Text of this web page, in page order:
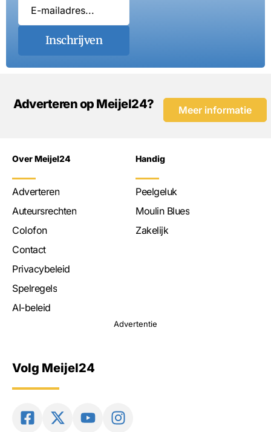
Inschrijven
Adverteren op Meijel24? Meer informatie
Over Meijel24
Adverteren
Auteursrechten
Colofon
Contact
Privacybeleid
Spelregels
AI-beleid
Handig
Peelgeluk
Moulin Blues
Zakelijk
Advertentie
Volg Meijel24